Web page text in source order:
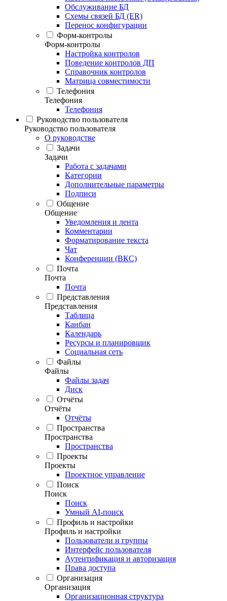
Обслуживание БД
Схемы связей БД (ER)
Перенос конфигурации
Форм-контролы
Форм-контролы
Настройка контролов
Поведение контролов ДП
Справочник контролов
Матрица совместимости
Телефония
Телефония
Телефония
Руководство пользователя
Руководство пользователя
О руководстве
Задачи
Задачи
Работа с задачами
Категории
Дополнительные параметры
Подписи
Общение
Общение
Уведомления и лента
Комментарии
Форматирование текста
Чат
Конференции (ВКС)
Почта
Почта
Почта
Представления
Представления
Таблица
Канбан
Календарь
Ресурсы и планировщик
Социальная сеть
Файлы
Файлы
Файлы задач
Диск
Отчёты
Отчёты
Отчёты
Пространства
Пространства
Пространства
Проекты
Проекты
Проектное управление
Поиск
Поиск
Поиск
Умный AI-поиск
Профиль и настройки
Профиль и настройки
Пользователи и группы
Интерфейс пользователя
Аутентификация и авторизация
Права доступа
Организация
Организация
Организационная структура